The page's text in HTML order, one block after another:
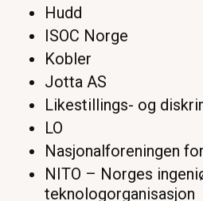
Hudd
ISOC Norge
Kobler
Jotta AS
Likestillings- og
LO
Nasjonalforeningen
NITO – Norges
teknologorganisasjon